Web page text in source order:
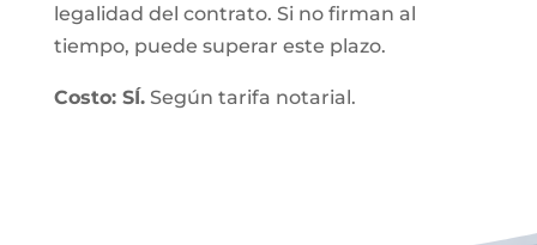
legalidad del contrato. Si no firman al
tiempo, puede superar este plazo.
Costo: SÍ.Según tarifa notarial.